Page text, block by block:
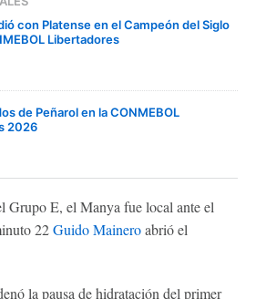
con Platense en el Campeón del Siglo
Libertadores
de Peñarol en la CONMEBOL
2026
Grupo E, el Manya fue local ante el
22Guido Maineroabrió el
la pausa de hidratación del primer